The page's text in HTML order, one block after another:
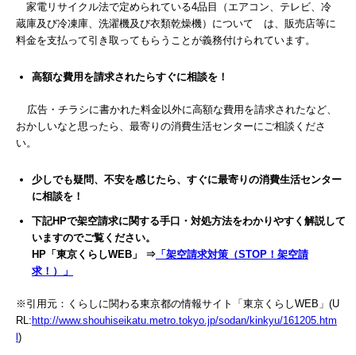
家電リサイクル法で定められている4品目（エアコン、テレビ、冷
蔵庫及び冷凍庫、洗濯機及び衣類乾燥機）について は、販売店等に
料金を支払って引き取ってもらうことが義務付けられています。
高額な費用を請求されたらすぐに相談を！
広告・チラシに書かれた料金以外に高額な費用を請求されたなど、
おかしいなと思ったら、最寄りの消費生活センターにご相談くださ
い。
少しでも疑問、不安を感じたら、すぐに最寄りの消費生活センター
に相談を！
下記HPで架空請求に関する手口・対処方法をわかりやすく解説して
いますのでご覧ください。
HP「東京くらしWEB」 ⇒ 「架空請求対策（STOP！架空請
求！）」
※引用元：くらしに関わる東京都の情報サイト「東京くらしWEB」(U
RL: http://www.shouhiseikatu.metro.tokyo.jp/sodan/kinkyu/161205.htm
)